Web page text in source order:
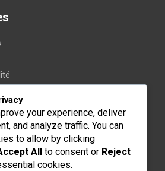
FIFA 2024
your experience, deliver
and analyze traffic. You can
to allow by clicking
All to consent or Reject
cookies.